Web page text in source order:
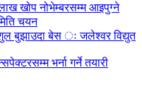
खोप नोभेम्बरसम्म आइपुग्ने
चयन
बुझाउदा बेस ः जलेश्वर विद्युत
भर्ना गर्ने तयारी